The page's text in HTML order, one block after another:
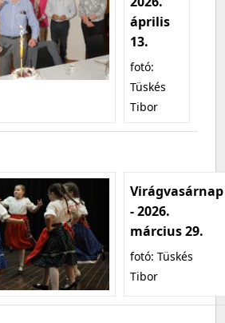
április
13.
fotó:
Tüskés
Tibor
Virágvasárnap
- 2026.
március 29.
fotó: Tüskés
Tibor